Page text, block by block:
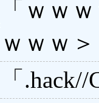
「ｗｗ
ｗｗｗ＞
「